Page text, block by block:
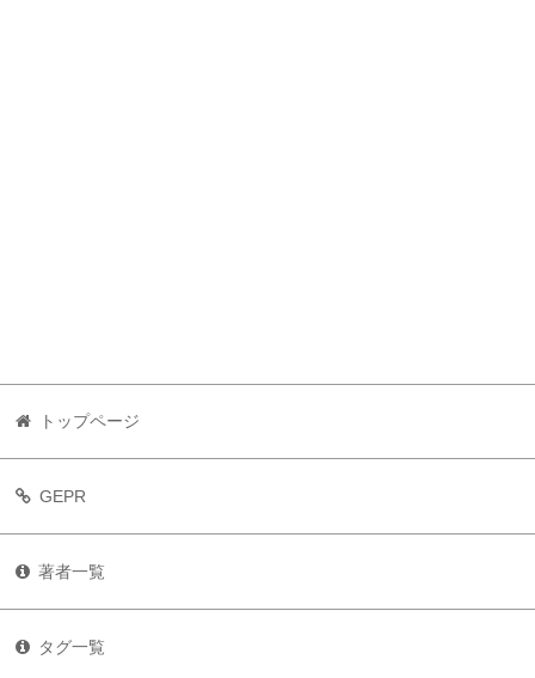
トップページ
GEPR
著者一覧
タグ一覧